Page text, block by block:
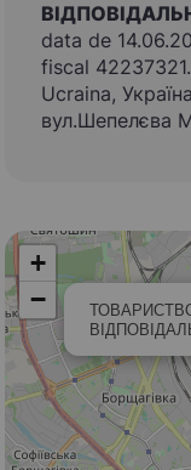
data de
fiscal
Ucraina,
вул.Шепелєва
+
−